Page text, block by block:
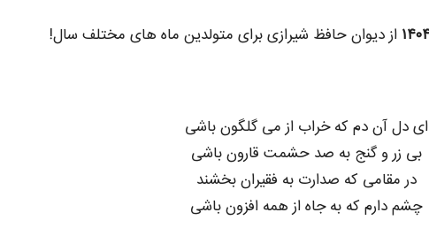
از دیوان حافظ شیرازی برای متولدین ماه های مختلف سال!
ای دل آن دم که خراب از می گلگون باشی
بی زر و گنج به صد حشمت قارون باشی
در مقامی که صدارت به فقیران بخشند
چشم دارم که به جاه از همه افزون باشی